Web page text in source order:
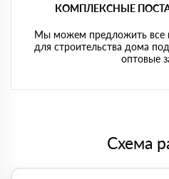
КОМПЛЕКСНЫЕ
Мы можем предложить все
для строительства дома
оптовые
Схема